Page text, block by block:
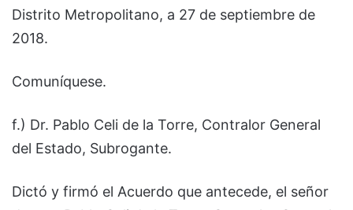
Distrito Metropolitano, a 27 de septiembre de
2018.
Comuníquese.
f.) Dr. Pablo Celi de la Torre, Contralor General
del Estado, Subrogante.
Dictó y firmó el Acuerdo que antecede, el señor